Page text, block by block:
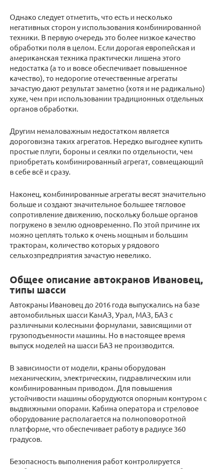
Однако следует отметить, что есть и несколько
негативных сторон у использования комбинированной
техники. В первую очередь это более низкое качество
обработки поля в целом. Если дорогая европейская и
американская техника практически лишена этого
недостатка (а то и вовсе обеспечивает повышенное
качество), то недорогие отечественные агрегаты
зачастую дают результат заметно (хотя и не радикально)
хуже, чем при использовании традиционных отдельных
органов обработки.
Другим немаловажным недостатком является
дороговизна таких агрегатов. Нередко выгоднее купить
простые плуги, бороны и сеялки по отдельности, чем
приобретать комбинированный агрегат, совмещающий
в себе всё и сразу.
Наконец, комбинированные агрегаты весят значительно
больше и создают значительное большее тягловое
сопротивление движению, поскольку больше органов
погружено в землю одновременно. По этой причине их
можно цеплять только к очень мощным и большим
тракторам, количество которых у рядового
сельхозпредприятия зачастую невелико.
Общее описание автокранов Ивановец,
типы шасси
Автокраны Ивановец до 2016 года выпускались на базе
автомобильных шасси КамАЗ, Урал, МАЗ, БАЗ с
различными колесными формулами, зависящими от
грузоподъемности машины. Но в настоящее время
выпуск моделей на шасси БАЗ не производится.
В зависимости от модели, краны оборудован
механическим, электрическим, гидравлическим или
комбинированным приводом. Для повышения
устойчивости машины оборудуются опорным контуром с
выдвижными опорами. Кабина оператора и стреловое
оборудование располагается на полноповоротной
платформе, что обеспечивает работу в радиусе 360
градусов.
Безопасность выполнения работ контролируется